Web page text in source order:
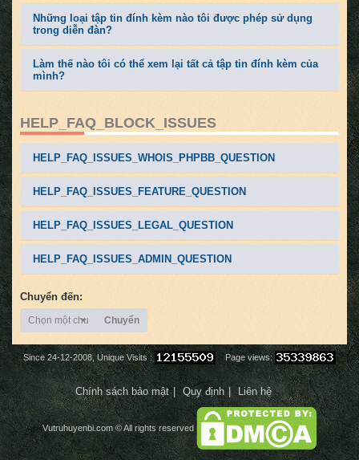
Những loại tập tin đính kèm nào tôi được phép sử dụng
trong diễn đàn?
Làm thế nào tôi có thể xem lại tất cả tập tin đính kèm của
mình?
HELP_FAQ_BLOCK_ISSUES
HELP_FAQ_ISSUES_WHOIS_PHPBB_QUESTION
HELP_FAQ_ISSUES_FEATURE_QUESTION
HELP_FAQ_ISSUES_LEGAL_QUESTION
HELP_FAQ_ISSUES_ADMIN_QUESTION
Chuyển đến:
Chọn một chuyên mục
Chuyển
Since 24-12-2008, Unique Visits : Page views:
Chính sách bảo mật Quy định Liên hệ
Vutruhuyenbi.com © All rights reserved